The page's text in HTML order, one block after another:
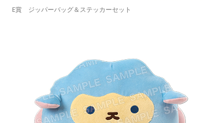
E賞 ジッパーバッグ＆ステッカーセット